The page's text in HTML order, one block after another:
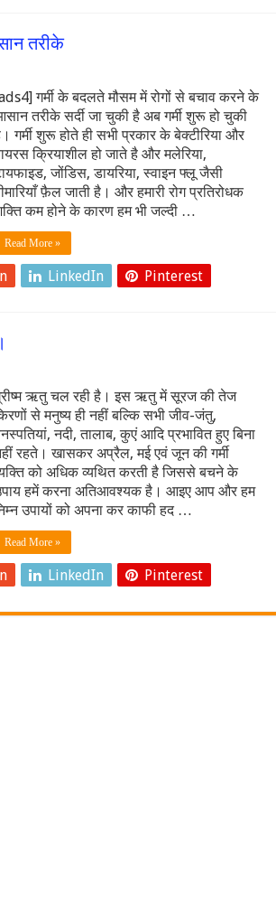
तरीके
गर्मी के बदलते मौसम में रोगों से बचाव करने के
तरीके सर्दी जा चुकी है अब गर्मी शुरू हो चुकी
गर्मी शुरू होते ही सभी प्रकार के बेक्टीरिया और
क्रियाशील हो जाते है और मलेरिया,
जोंडिस, डायरिया, स्वाइन फ्लू जैसी
फ़ैल जाती है। और हमारी रोग प्रतिरोधक
कम होने के कारण हम भी जल्दी …
Read More »
LinkedIn Pinterest
ऋतु चल रही है। इस ऋतु में सूरज की तेज
से मनुष्य ही नहीं बल्कि सभी जीव-जंतु,
नदी, तालाब, कुएं आदि प्रभावित हुए बिना
रहते। खासकर अप्रैल, मई एवं जून की गर्मी
को अधिक व्यथित करती है जिससे बचने के
हमें करना अतिआवश्यक है। आइए आप और हम
उपायों को अपना कर काफी हद …
Read More »
LinkedIn Pinterest